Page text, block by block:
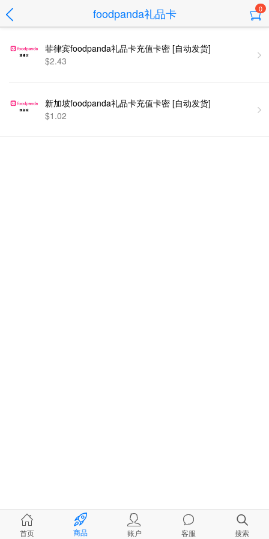
foodpanda礼品卡 0
菲律宾foodpanda礼品卡充值卡密 [自动发货]
$2.43
新加坡foodpanda礼品卡充值卡密 [自动发货]
$1.02
首页 商品 账户 客服 搜索